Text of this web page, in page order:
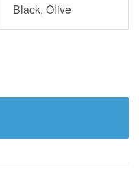
Black, Olive